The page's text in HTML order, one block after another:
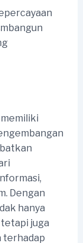
Dengan
hanya
juga
terhadap